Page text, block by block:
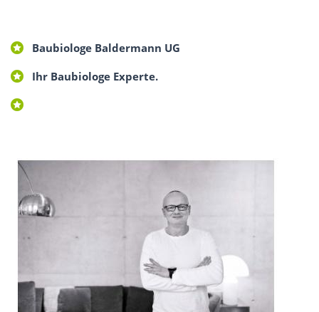
Baubiologe Baldermann UG
Ihr Baubiologe Experte.